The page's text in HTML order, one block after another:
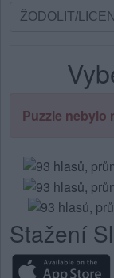
Vyhledávání
písmena
Puzzle nebylo
Stažení